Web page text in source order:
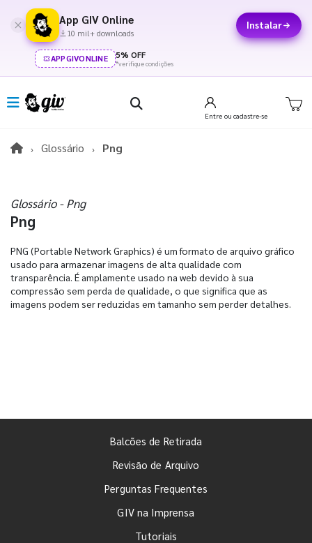
App GIV Online
10 mil+ downloads
Instalar
APPGIVONLINE 5% OFF
*verifique condições
Entre ou cadastre-se
Glossário Png
Glossário - Png
Png
PNG (Portable Network Graphics) é um formato de arquivo gráfico
usado para armazenar imagens de alta qualidade com
transparência. É amplamente usado na web devido à sua
compressão sem perda de qualidade, o que significa que as
imagens podem ser reduzidas em tamanho sem perder detalhes.
Balcões de Retirada
Revisão de Arquivo
Perguntas Frequentes
GIV na Imprensa
Tutoriais